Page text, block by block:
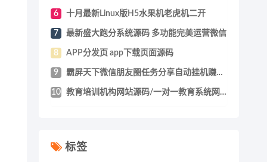
6 十月最新Linux版H5水果机老虎机二开
7 最新盛大跑分系统源码 多功能完美运营微信
8 APP分发页 app下载页面源码
9 霸屏天下微信朋友圈任务分享自动挂机赚钱A
10 教育培训机构网站源码/一对一教育系统网站
标签